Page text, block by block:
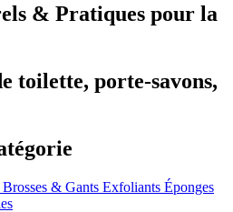
& Pratiques pour la
toilette, porte-savons,
Brosses & Gants Exfoliants Éponges